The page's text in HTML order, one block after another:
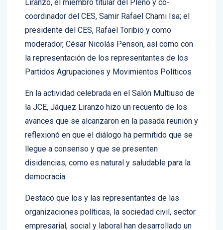
coordinador del CES, Samir Rafael Chami Isa; el
presidente del CES, Rafael Toribio y como
moderador, César Nicolás Penson, así como con
la representación de los representantes de los
Partidos Agrupaciones y Movimientos Políticos
la JCE, Jáquez Liranzo hizo un recuento de los
avances que se alcanzaron en la pasada reunión y
reflexionó en que el diálogo ha permitido que se
llegue a consenso y que se presenten
disidencias, como es natural y saludable para la
democracia.
organizaciones políticas, la sociedad civil, sector
empresarial, social y laboral han desarrollado un